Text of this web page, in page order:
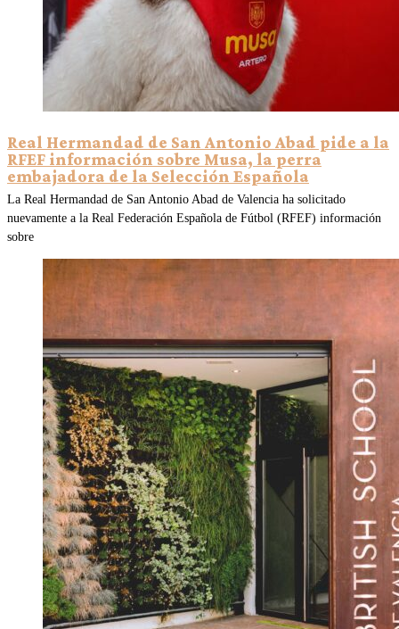
Real Hermandad de San Antonio Abad pide a la
RFEF información sobre Musa, la perra
embajadora de la Selección Española
La Real Hermandad de San Antonio Abad de Valencia ha solicitado
nuevamente a la Real Federación Española de Fútbol (RFEF) información
sobre